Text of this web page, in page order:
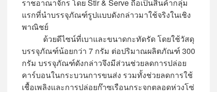
ราชอาณาจักร โดย Stir & Serve ถือเป็นสินค้ากลุ่ม
แรกที่นำบรรจุภัณฑ์รูปแบบดังกล่าวมาใช้จริงในเชิง
พาณิชย์
ด้วยดีไซน์ที่เบาและขนาดกะทัดรัด โดยใช้วัสดุ
บรรจุภัณฑ์น้อยกว่า 7 กรัม ต่อปริมาณผลิตภัณฑ์ 300
กรัม บรรจุภัณฑ์ดังกล่าวจึงมีส่วนช่วยลดการปล่อย
คาร์บอนในกระบวนการขนส่ง รวมทั้งช่วยลดการใช้
เชื้อเพลิงและการปล่อยก๊าซเรือนกระจกตลอดห่วงโซ่